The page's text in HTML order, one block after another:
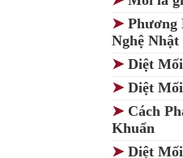
➤ Phương
Nghệ Nhật
➤ Diệt
➤ Diệt Mối
➤ Cách
Khuẩn
➤ Diệt